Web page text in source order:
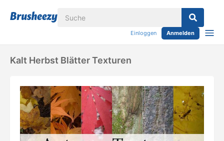
Einloggen Anmelden
Kalt Herbst Blätter Texturen